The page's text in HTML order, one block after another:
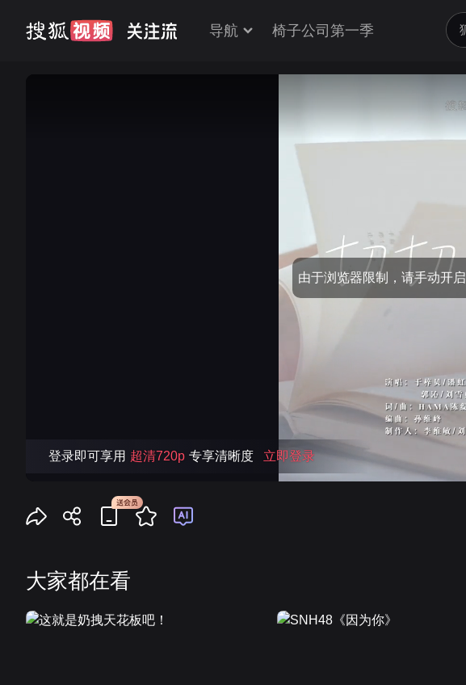
导航 椅子公司第一季
登录即可享用 超清720p 专享清晰度 立即登录
大家都在看